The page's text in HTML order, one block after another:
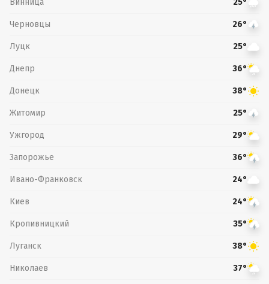
25°
Черновцы 26°
Луцк 25°
Днепр 36°
Донецк 38°
Житомир 25°
Ужгород 29°
Запорожье 36°
Ивано-Франковск 24°
Киев 24°
Кропивницкий 35°
Луганск 38°
Николаев 37°